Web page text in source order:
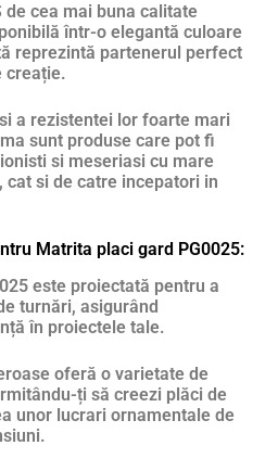
de cea mai buna calitate
într-o elegantă culoare
reprezintă partenerul perfect
creație.
a rezistentei lor foarte mari
sunt produse care pot fi
si meseriasi cu mare
si de catre incepatori in
Matrita placi gard PG0025:
este proiectată pentru a
turnări, asigurând
în proiectele tale.
oferă o varietate de
ți să creezi plăci de
unor lucrari ornamentale de